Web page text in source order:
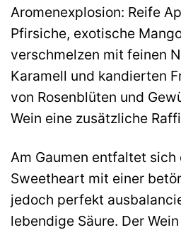
Aromenexplosion: Reife
Pfirsiche, exotische
verschmelzen mit feinen
Karamell und kandierten
von Rosenblüten und
Wein eine zusätzliche
Am Gaumen entfaltet
Sweetheart mit einer
jedoch perfekt
lebendige Säure. Der